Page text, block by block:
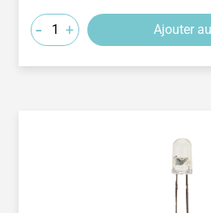
- + Ajouter